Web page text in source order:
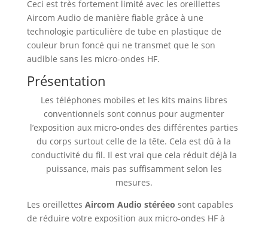
Ceci est très fortement limité avec les oreillettes
Aircom Audio de manière fiable grâce à une
technologie particulière de tube en plastique de
couleur brun foncé qui ne transmet que le son
audible sans les micro-ondes HF.
Présentation
Les téléphones mobiles et les kits mains libres
conventionnels sont connus pour augmenter
l’exposition aux micro-ondes des différentes parties
du corps surtout celle de la tête. Cela est dû à la
conductivité du fil. Il est vrai que cela réduit déjà la
puissance, mais pas suffisamment selon les
mesures.
Les oreillettes Aircom Audio stéréeo sont capables
de réduire votre exposition aux micro-ondes HF à